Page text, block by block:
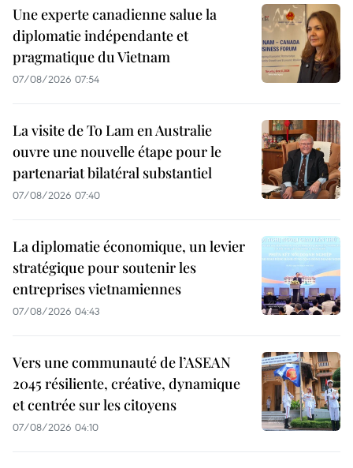
Une experte canadienne salue la
diplomatie indépendante et
pragmatique du Vietnam
07/08/2026 07:54
La visite de To Lam en Australie
ouvre une nouvelle étape pour le
partenariat bilatéral substantiel
07/08/2026 07:40
La diplomatie économique, un levier
stratégique pour soutenir les
entreprises vietnamiennes
07/08/2026 04:43
Vers une communauté de l’ASEAN
2045 résiliente, créative, dynamique
et centrée sur les citoyens
07/08/2026 04:10